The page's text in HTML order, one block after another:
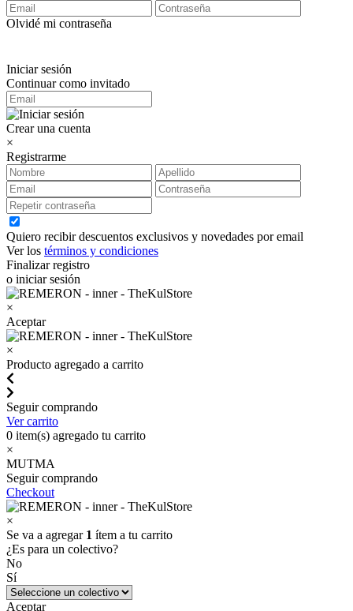
Olvidé mi contraseña
Iniciar sesión
Continuar como invitado
Crear una cuenta
×
Registrarme
Quiero recibir descuentos exclusivos y novedades por email
Ver los términos y condiciones
Finalizar registro
o iniciar sesión
×
Aceptar
×
Producto agregado a carrito
Seguir comprando
Ver carrito
0 item(s) agregado tu carrito
×
MUTMA
Seguir comprando
Checkout
×
Se va a agregar 1 ítem a tu carrito
¿Es para un colectivo?
No
Sí
Aceptar